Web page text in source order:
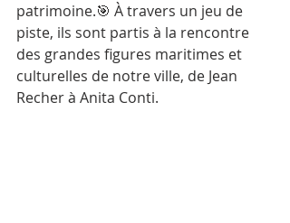
patrimoine.🎯 À travers un jeu de
piste, ils sont partis à la rencontre
des grandes figures maritimes et
culturelles de notre ville, de Jean
Recher à Anita Conti.